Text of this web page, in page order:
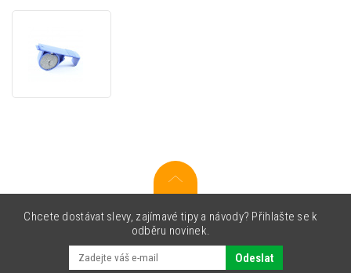
Canon
Chcete dostávat slevy, zajímavé tipy a návody? Přihlašte se k
odběru novinek.
Odeslat